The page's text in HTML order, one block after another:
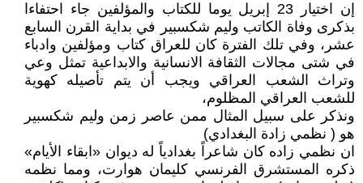
إن اختيار 23 إبريل يوما للكتاب والمؤلفين جاء احتفاءا
بذكرى وفاة الكاتب وليم شكسبير في بداية القرن السابع
عشر، وفي تلك الفترة كان للعراق كتاب ومؤلفين وادباء
في شتى مجالات الثقافة الانسانية والابداعية تمثل وعي
وتراث الشعب العراقي ويجب أن يتم تأصيله كهوية
للشعب العراقي المظلوم،
ونذكر على سبيل المثال ممن عاصر زمن وليم شكسبير
هو ( نظمي زادة البغدادي)
ان نظمي زاده كان شاعراً بغدادياً له ديوان «ابقاء الأيام»
ذكره المستشرق الفرنسي كليمان هوارت، ومما نظمه